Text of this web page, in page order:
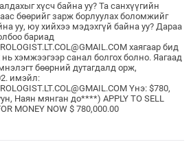
хүсч байна уу? Та санхүүгийн
бөөрийг зарж борлуулах боломжийг
уу, юу хийхээ мэдэхгүй байна уу? Дараа
бариад
хаягаар бид
хэмжээгээр санал болгох болно. Яагаад
бөөрний дутагдалд орж,
имэйл:
Yнэ: $780,
Наян мянган до****) APPLY TO SELL
MONEY NOW $ 780,000.00